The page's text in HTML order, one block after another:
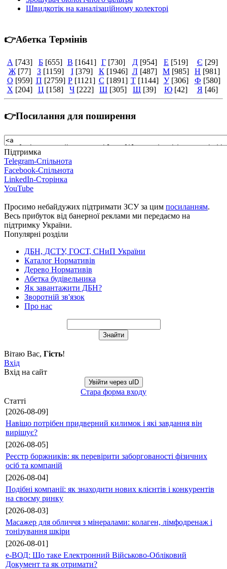
Швидкотік на каналізаційному колекторі
👉Абетка Термінів
А [743] Б [655] В [1641] Г [730] Д [954] Е [519] Є [29]
Ж [77] З [1159] І [379] К [1946] Л [487] М [985] Н [981]
О [959] П [2759] Р [1121] С [1891] Т [1144] У [306] Ф [580]
Х [204] Ц [158] Ч [222] Ш [305] Щ [39] Ю [42] Я [46]
👉Посилання для поширення
Підтримка
Telegram-Спільнота
Facebook-Спільнота
LinkedIn-Сторінка
YouTube
Просимо небайдужих підтримати ЗСУ за цим посиланням.
Весь прибуток від банерної реклами ми передаємо на
підтримку України.
Популярні розділи
ДБН, ДСТУ, ГОСТ, СНиП України
Каталог Нормативів
Дерево Нормативів
Абетка будівельника
Як завантажити ДБН?
Зворотній зв'язок
Про нас
Вітаю Вас, Гість!
Вхід
Вхід на сайт
Увійти через uID
Стара форма входу
Статті
[2026-08-09]
Навіщо потрібен придверний килимок і які завдання він
вирішує?
[2026-08-05]
Реєстр боржників: як перевірити заборгованості фізичних
осіб та компаній
[2026-08-04]
Подібні компанії: як знаходити нових клієнтів і конкурентів
на своєму ринку
[2026-08-03]
Масажер для обличчя з мінералами: колаген, лімфодренаж і
тонізування шкіри
[2026-08-01]
е-ВОД: Що таке Електронний Військово-Обліковий
Документ та як отримати?